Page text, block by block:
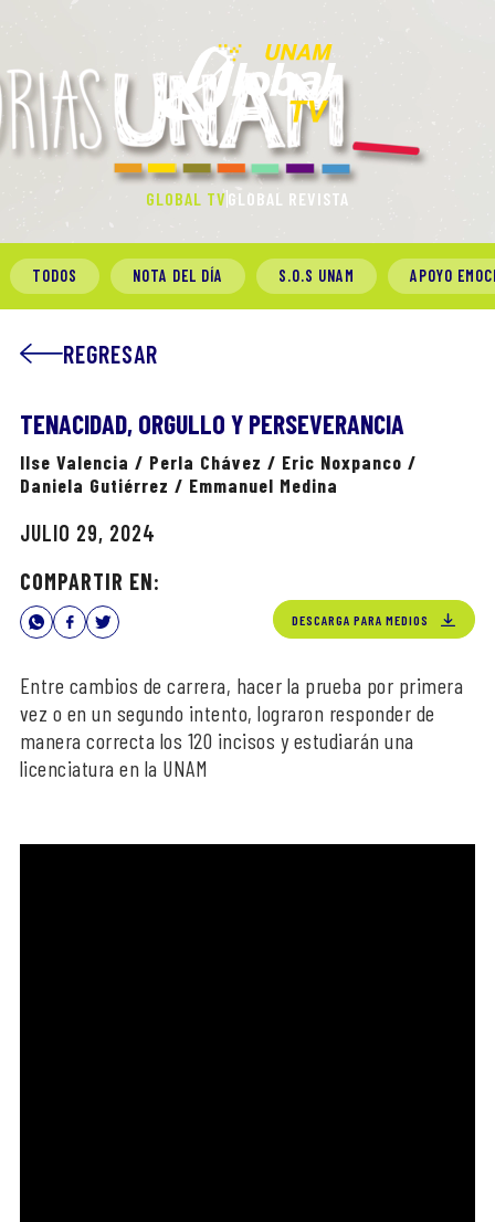
GLOBAL TV GLOBAL REVISTA
TODOS NOTA DEL DÍA S.O.S UNAM APOYO
REGRESAR
TENACIDAD, ORGULLO Y PERSEVERANCIA
Ilse Valencia / Perla Chávez / Eric Noxpanco /
Daniela Gutiérrez / Emmanuel Medina
JULIO 29, 2024
COMPARTIR EN:
DESCARGA PARA MEDIOS
Entre cambios de carrera, hacer la prueba por primera
vez o en un segundo intento, lograron responder de
manera correcta los 120 incisos y estudiarán una
licenciatura en la UNAM